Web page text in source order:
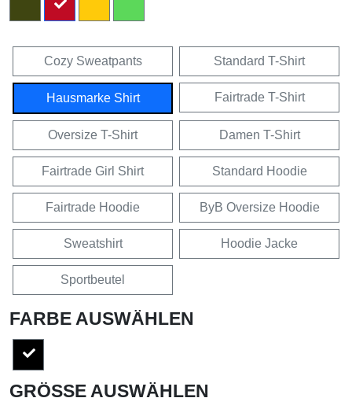
Cozy Sweatpants Standard T-Shirt
Hausmarke Shirt Fairtrade T-Shirt
Oversize T-Shirt Damen T-Shirt
Fairtrade Girl Shirt Standard Hoodie
Fairtrade Hoodie ByB Oversize Hoodie
Sweatshirt Hoodie Jacke
Sportbeutel
FARBE AUSWÄHLEN
GRÖSSE AUSWÄHLEN